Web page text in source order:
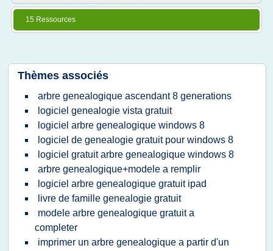
15 Ressources
Thèmes associés
arbre genealogique ascendant 8 generations
logiciel genealogie vista gratuit
logiciel arbre genealogique windows 8
logiciel de genealogie gratuit pour windows 8
logiciel gratuit arbre genealogique windows 8
arbre genealogique+modele a remplir
logiciel arbre genealogique gratuit ipad
livre de famille genealogie gratuit
modele arbre genealogique gratuit a
completer
imprimer un arbre genealogique a partir d'un